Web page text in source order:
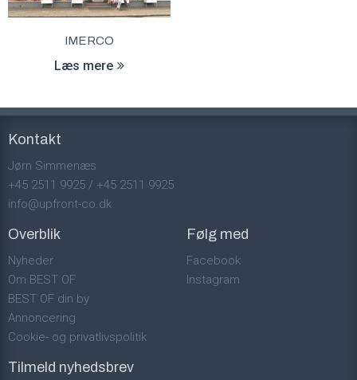
IMERCO
Læs mere
Kontakt
Jørn Simmenæs
+45 2511 9925 / +45 2511 9925
info@upfront-co.dk
Overblik
Nyheder
Om BEST OF
BEST OF din by
Annoncering
Cookie- og privatlivspolitik
Følg med
Facebook
Instagram
Tilmeld nyhedsbrev